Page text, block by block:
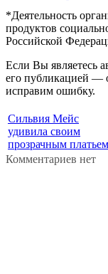
*Деятельность
продуктов
Российской
Если Вы являетесь
его публикацией —
исправим ошибку.
Сильвия Мейс
удивила своим
прозрачным платьем
Комментариев нет